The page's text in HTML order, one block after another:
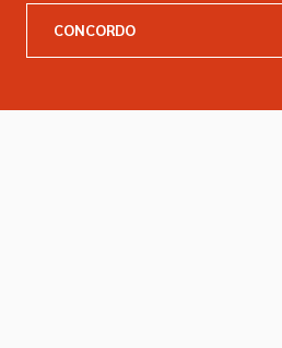
Catálogo
CONCORDO